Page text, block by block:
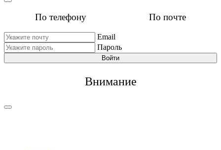
По телефону По почте
Email
Пароль
Войти
Внимание